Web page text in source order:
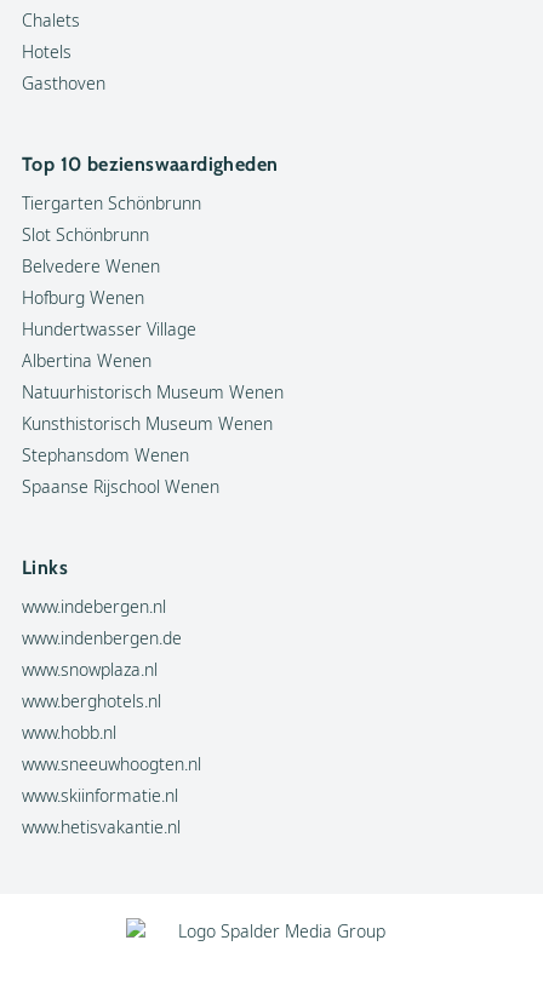
Chalets
Hotels
Gasthoven
Top 10 bezienswaardigheden
Tiergarten Schönbrunn
Slot Schönbrunn
Belvedere Wenen
Hofburg Wenen
Hundertwasser Village
Albertina Wenen
Natuurhistorisch Museum Wenen
Kunsthistorisch Museum Wenen
Stephansdom Wenen
Spaanse Rijschool Wenen
Links
www.indebergen.nl
www.indenbergen.de
www.snowplaza.nl
www.berghotels.nl
www.hobb.nl
www.sneeuwhoogten.nl
www.skiinformatie.nl
www.hetisvakantie.nl